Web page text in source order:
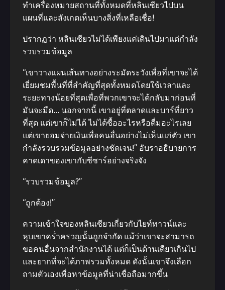
ทําเครื่องหมายสถานที่ทั้งหมดที่หลินเซียวไปบน
แผนที่และสังเกตเห็นบางสิ่งที่เหลือเชื่อ!
ปรากฏว่า หลินเซียวไม่ได้เพียงแค่เดินไปมาแต่กําลัง
รวบรวมข้อมูล
“เขาวางแผนเส้นทางอย่างระมัดระวังเพื่อที่เขาจะได้
เยี่ยมชมพื้นที่ที่สําคัญที่สุดทั้งหมดโดยใช้เวลาและ
ระยะทางน้อยที่สุดเพื่อที่พวกเขาจะได้กลับมาก่อนที่
มันจะมืด… นอกจากนี้ เขาอยู่ที่ตลาดและบาร์ที่ยาว
ที่สุด แต่เขาก็ไม่ได้ ไม่ได้ซื้ออะไรหรือดื่มอะไรเลย
แต่เขายอมจ่ายเงินเพื่อคนอื่นอย่างไม่เห็นแก่ตัว เขา
กําลังรวบรวมข้อมูลอย่างชัดเจน!” อับราอธิบายการ
คาดเดาของเขากับซีซาร์อย่างจริงจัง
“รวบรวมข้อมูล?”
“ถูกต้อง!”
ความเข้าใจของหลินเซียวเกี่ยวกับไยท์ทาวน์และ
หุบเขาคร่ำครวญนั้นถูกจํากัด แม้ว่าเขาจะสามารถ
ขอคนอื่นจากสํานักงานได้ แต่ก็เป็นด้านเดียวเกินไป
และยากที่จะได้ภาพรวมทั้งหมด ดังนั้นเขาจึงเลือก
ถามตัวเองเพื่อหาข้อมูลที่น่าเชื่อถือมากขึ้น